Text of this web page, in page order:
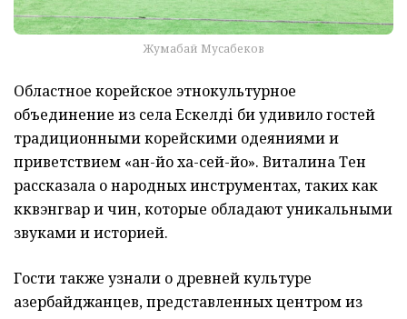
Жумабай Мусабеков
Областное корейское этнокультурное
объединение из села Ескелді би удивило гостей
традиционными корейскими одеяниями и
приветствием «ан-йо ха-сей-йо». Виталина Тен
рассказала о народных инструментах, таких как
кквэнгвар и чин, которые обладают уникальными
звуками и историей.
Гости также узнали о древней культуре
азербайджанцев, представленных центром из